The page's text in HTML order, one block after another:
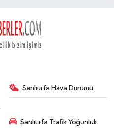
Şanlıurfa Hava Durumu
Şanlıurfa Trafik Yoğunluk